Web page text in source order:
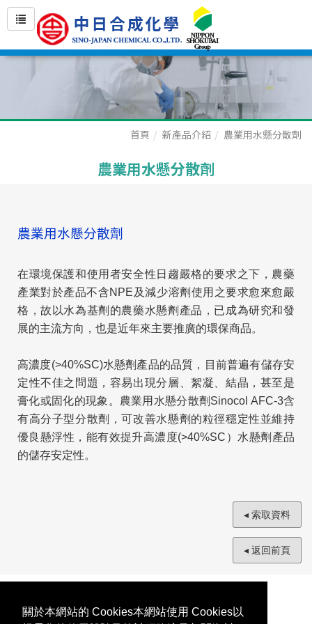
關於本網站的 Cookies本網站使用 Cookies以
首頁 新產品介紹 農業用水懸分散劑
農業用水懸分散劑
農業用水懸分散劑
在環境保護和使用者安全性日趨嚴格的要求之下，農藥
產業對於產品不含NPE及減少溶劑使用之要求愈來愈嚴
格，故以水為基劑的農藥水懸劑產品，已成為研究和發
展的主流方向，也是近年來主要推廣的環保商品。
高濃度(>40%SC)水懸劑產品的品質，目前普遍有儲存安
定性不佳之問題，容易出現分層、絮凝、結晶，甚至是
膏化或固化的現象。農業用水懸分散劑Sinocol AFC-3含
有高分子型分散劑，可改善水懸劑的粒徑穩定性並維持
優良懸浮性，能有效提升高濃度(>40%SC）水懸劑產品
的儲存安定性。
◂ 索取資料
◂ 返回前頁